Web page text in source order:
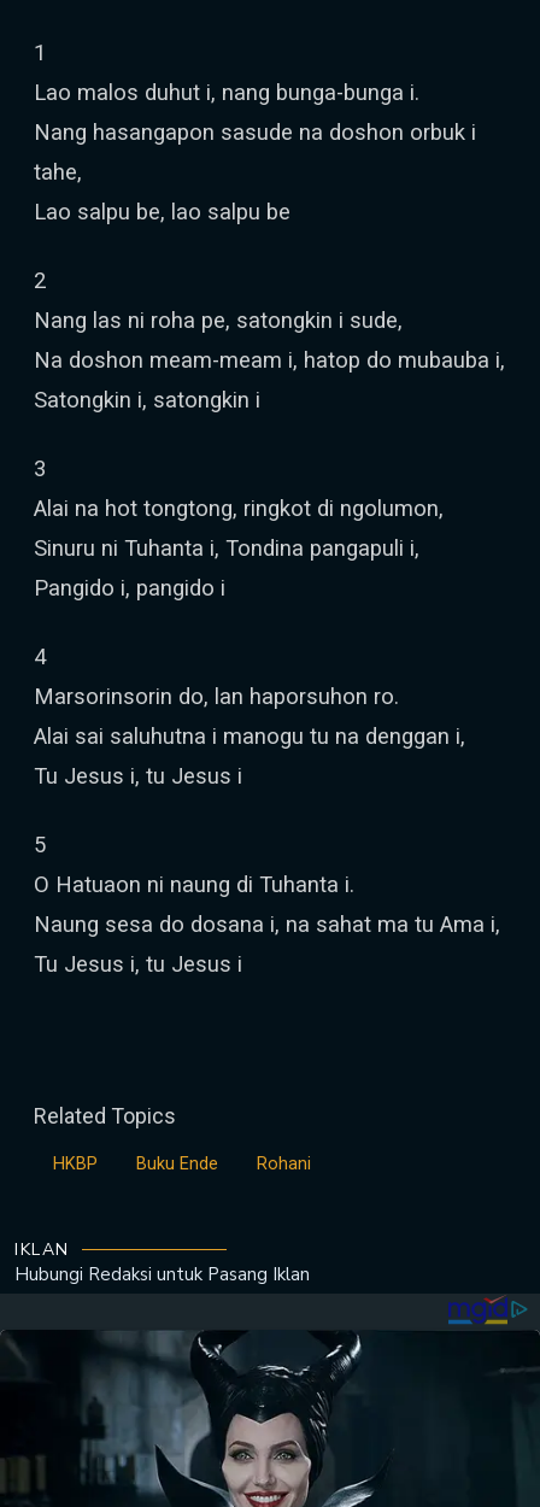
1
Lao malos duhut i, nang bunga-bunga i.
Nang hasangapon sasude na doshon orbuk i
tahe,
Lao salpu be, lao salpu be
2
Nang las ni roha pe, satongkin i sude,
Na doshon meam-meam i, hatop do mubauba i,
Satongkin i, satongkin i
3
Alai na hot tongtong, ringkot di ngolumon,
Sinuru ni Tuhanta i, Tondina pangapuli i,
Pangido i, pangido i
4
Marsorinsorin do, lan haporsuhon ro.
Alai sai saluhutna i manogu tu na denggan i,
Tu Jesus i, tu Jesus i
5
O Hatuaon ni naung di Tuhanta i.
Naung sesa do dosana i, na sahat ma tu Ama i,
Tu Jesus i, tu Jesus i
Related Topics
HKBP Buku Ende Rohani
IKLAN
Hubungi Redaksi untuk Pasang Iklan